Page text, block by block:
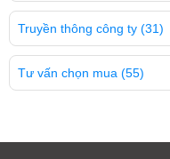
Truyền thông công ty (31)
Tư vấn chọn mua (55)